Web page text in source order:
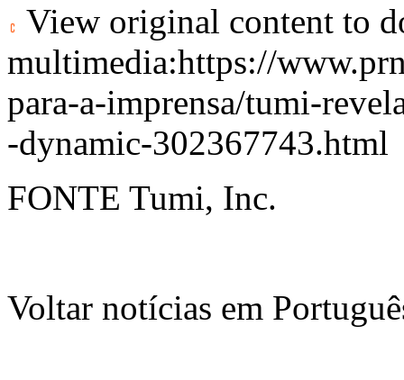
View original content to
multimedia:https://
para-a-imprensa/tumi-
-dynamic-302367743.html
FONTE Tumi, Inc.
Voltar notícias em